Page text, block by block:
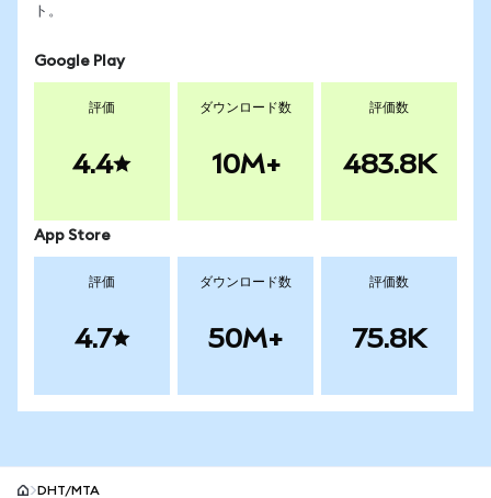
ト。
Google Play
評価
4.4
ダウンロード数
10M+
評価数
483.8K
App Store
評価
4.7
ダウンロード数
50M+
評価数
75.8K
DHT/MTA